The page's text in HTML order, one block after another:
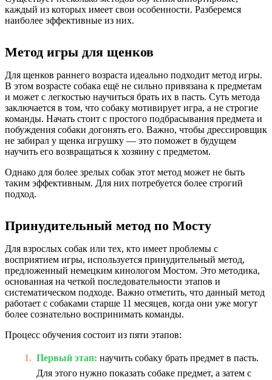
каждый из которых имеет свои особенности. Разберемся
наиболее эффективные из них.
Метод игры для щенков
Для щенков раннего возраста идеально подходит метод игры.
В этом возрасте собака ещё не сильно привязана к предметам
и может с легкостью научиться брать их в пасть. Суть метода
заключается в том, что собаку мотивирует игра, а не строгие
команды. Начать стоит с простого подбрасывания предмета и
побуждения собаки догонять его. Важно, чтобы дрессировщик
не забирал у щенка игрушку — это поможет в будущем
научить его возвращаться к хозяину с предметом.
Однако для более зрелых собак этот метод может не быть
таким эффективным. Для них потребуется более строгий
подход.
Принудительный метод по Мосту
Для взрослых собак или тех, кто имеет проблемы с
восприятием игры, используется принудительный метод,
предложенный немецким кинологом Мостом. Это методика,
основанная на четкой последовательности этапов и
систематическом подходе. Важно отметить, что данный метод
работает с собаками старше 11 месяцев, когда они уже могут
более сознательно воспринимать команды.
Процесс обучения состоит из пяти этапов:
Первый этап: научить собаку брать предмет в пасть.
Для этого нужно показать собаке предмет, а затем с